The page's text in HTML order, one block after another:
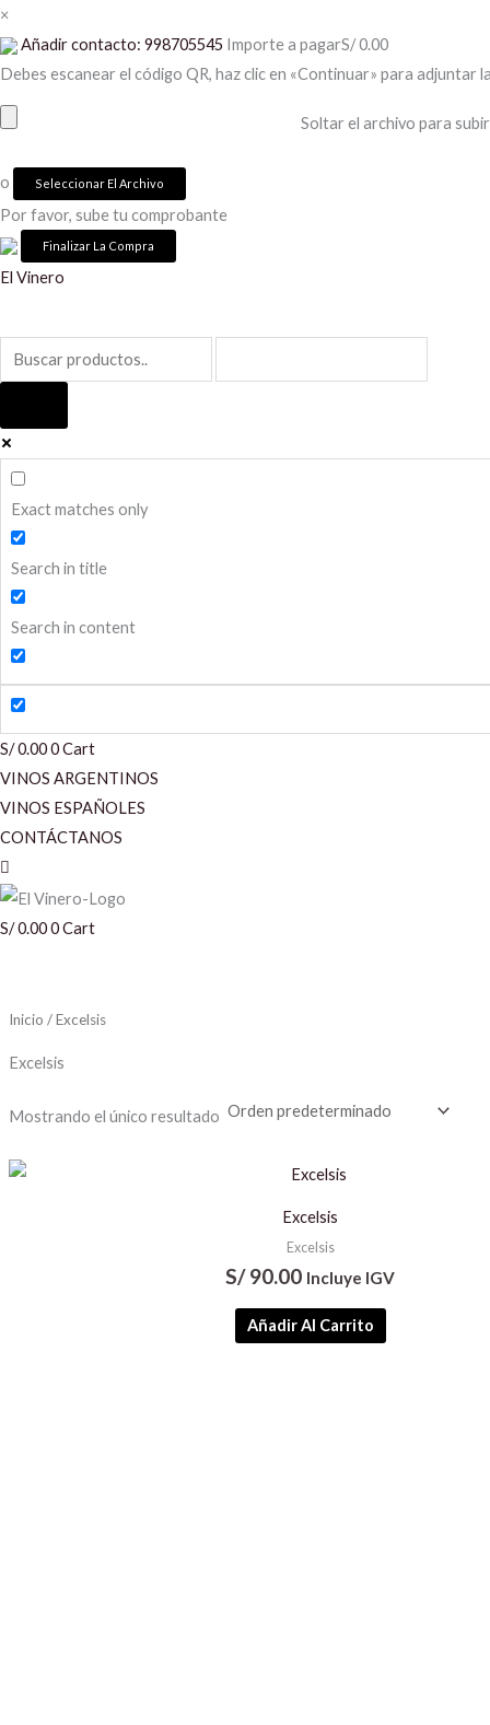
×
Añadir contacto: 998705545 Importe a pagarS/0.00
Debes escanear el código QR, haz clic en «Continuar» para
Soltar el archivo para subir
o Seleccionar El Archivo
Por favor, sube tu comprobante
Ir
al
contenido
El Vinero
Exact matches only
Search in title
Search in content
S/0.000Cart
VINOS ARGENTINOS
VINOS ESPAÑOLES
CONTÁCTANOS
S/0.000Cart
Inicio / Excelsis
Excelsis
Mostrando el único resultado
Excelsis
Excelsis
S/90.00 Incluye IGV
Añadir Al Carrito